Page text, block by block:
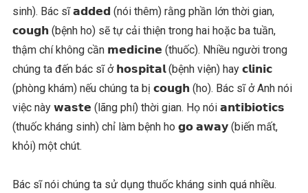
sinh). Bác sĩ 𝗮𝗱𝗱𝗲𝗱 (nói thêm) rằng phần lớn thời gian,
𝗰𝗼𝘂𝗴𝗵 (bệnh ho) sẽ tự cải thiện trong hai hoặc ba tuần,
thậm chí không cần 𝗺𝗲𝗱𝗶𝗰𝗶𝗻𝗲 (thuốc). Nhiều người trong
chúng ta đến bác sĩ ở 𝗵𝗼𝘀𝗽𝗶𝘁𝗮𝗹 (bệnh viện) hay 𝗰𝗹𝗶𝗻𝗶𝗰
(phòng khám) nếu chúng ta bị 𝗰𝗼𝘂𝗴𝗵 (ho). Bác sĩ ở Anh nói
việc này 𝘄𝗮𝘀𝘁𝗲 (lãng phí) thời gian. Họ nói 𝗮𝗻𝘁𝗶𝗯𝗶𝗼𝘁𝗶𝗰𝘀
(thuốc kháng sinh) chỉ làm bệnh ho 𝗴𝗼 𝗮𝘄𝗮𝘆 (biến mất,
khỏi) một chút.
Bác sĩ nói chúng ta sử dụng thuốc kháng sinh quá nhiều.